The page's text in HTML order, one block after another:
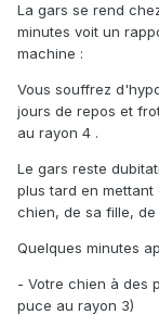
La gars se rend
minutes voit un
machine :
Vous souffrez
jours de repos et
au rayon 4 .
Le gars reste
plus tard en
chien, de sa fille,
Quelques minutes
- Votre chien à des
puce au rayon 3)